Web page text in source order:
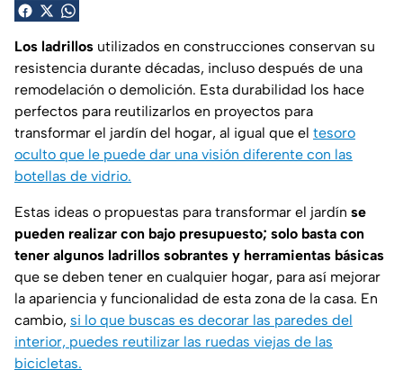
Los ladrillos utilizados en construcciones conservan su
resistencia durante décadas, incluso después de una
remodelación o demolición. Esta durabilidad los hace
perfectos para reutilizarlos en proyectos para
transformar el jardín del hogar, al igual que el tesoro
oculto que le puede dar una visión diferente con las
botellas de vidrio.
Estas ideas o propuestas para transformar el jardín se
pueden realizar con bajo presupuesto; solo basta con
tener algunos ladrillos sobrantes y herramientas básicas
que se deben tener en cualquier hogar, para así mejorar
la apariencia y funcionalidad de esta zona de la casa. En
cambio, si lo que buscas es decorar las paredes del
interior, puedes reutilizar las ruedas viejas de las
bicicletas.